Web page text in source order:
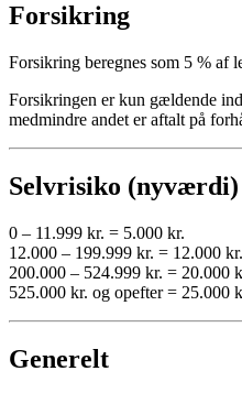
Forsikring
Forsikring beregnes som 5 % af
Forsikringen er kun gældende
medmindre andet er aftalt på
Selvrisiko (nyværdi)
0 – 11.999 kr. = 5.000 kr.
12.000 – 199.999 kr. = 12.000 kr.
200.000 – 524.999 kr. = 20.000
525.000 kr. og opefter = 25.000
Generelt